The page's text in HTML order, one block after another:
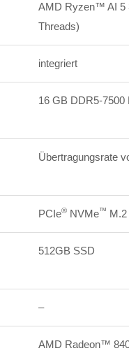
AMD Ryzen™ AI 5
Threads)
integriert
16 GB DDR5-7500
Übertragungsrate
PCIe® NVMe™
512GB SSD
–
AMD Radeon™